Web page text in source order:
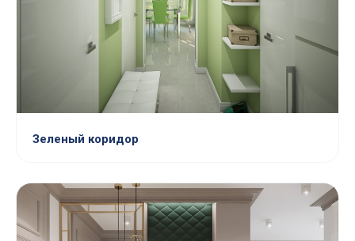
Зеленый коридор